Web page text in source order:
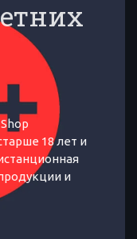
18 лет и
и